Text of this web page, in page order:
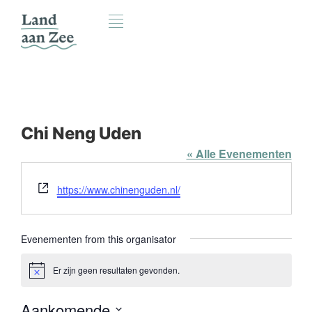
Chi Neng Uden
« Alle Evenementen
Website
https://www.chinenguden.nl/
Evenementen from this organisator
BerichtEr zijn geen resultaten gevonden.